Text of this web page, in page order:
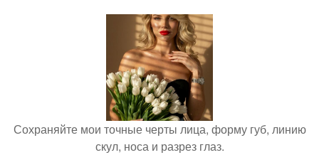
Сохраняйте мои точные черты лица, форму губ, линию
скул, носа и разрез глаз.